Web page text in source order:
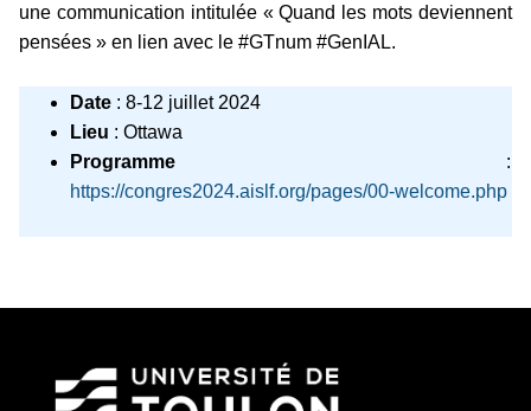
une communication intitulée « Quand les mots deviennent
pensées » en lien avec le #GTnum #GenIAL.
Date: 8-12 juillet 2024
Lieu : Ottawa
Programme :
https://congres2024.aislf.org/pages/00-welcome.php